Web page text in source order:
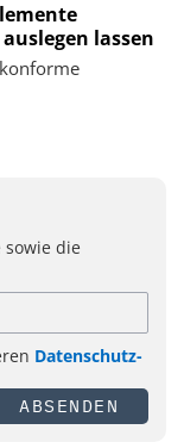
lassen
die
Datenschutz-
ABSENDEN